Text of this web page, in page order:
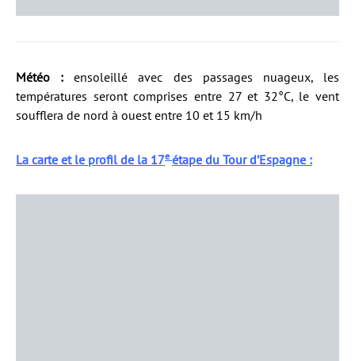
Météo :ensoleillé avec des passages nuageux, les
températures seront comprises entre 27 et 32°C, le vent
soufflera de nord à ouest entre 10 et 15 km/h
La carte et le profil de la 17e étape du Tour d’Espagne :